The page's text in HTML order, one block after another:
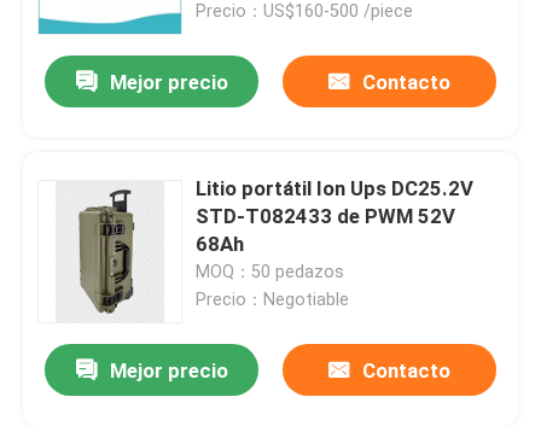
Precio：US$160-500 /piece
Mejor precio Contacto
Litio portátil Ion Ups DC25.2V
STD-T082433 de PWM 52V
68Ah
MOQ：50 pedazos
Precio：Negotiable
Mejor precio Contacto